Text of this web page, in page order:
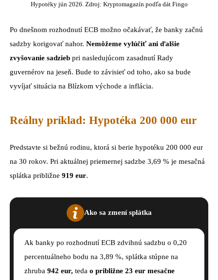
Hypotéky jún 2026. Zdroj: Kryptomagazín podľa dát Fingo
Po dnešnom rozhodnutí ECB možno očakávať, že banky začnú
sadzby korigovať nahor. Nemôžeme vylúčiť ani ďalšie
zvyšovanie sadzieb pri nasledujúcom zasadnutí Rady
guvernérov na jeseň. Bude to závisieť od toho, ako sa bude
vyvíjať situácia na Blízkom východe a inflácia.
Reálny príklad: Hypotéka 200 000 eur
Predstavte si bežnú rodinu, ktorá si berie hypotéku 200 000 eur
na 30 rokov. Pri aktuálnej priemernej sadzbe 3,69 % je mesačná
splátka približne 919 eur.
Ako sa zmení splátka
Ak banky po rozhodnutí ECB zdvihnú sadzbu o 0,20
percentuálneho bodu na 3,89 %, splátka stúpne na
zhruba 942 eur, teda o približne 23 eur mesačne